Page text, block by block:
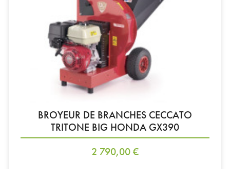
BROYEUR DE BRANCHES CECCATO
TRITONE BIG HONDA GX390
Prix
2 790,00 €